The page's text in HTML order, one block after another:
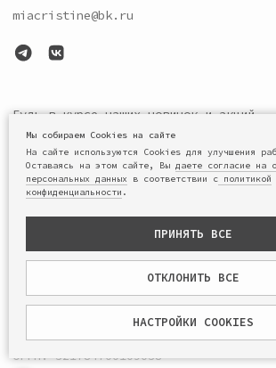
Мы собираем Cookies на сайте
На сайте используются Cookies для улучшения
Оставаясь на этом сайте, Вы даете согласие на
персональных данных в соответствии с политикой
конфиденциальности .
ПРИНЯТЬ ВСЕ
ОТКЛОНИТЬ ВСЕ
НАСТРОЙКИ COOKIES